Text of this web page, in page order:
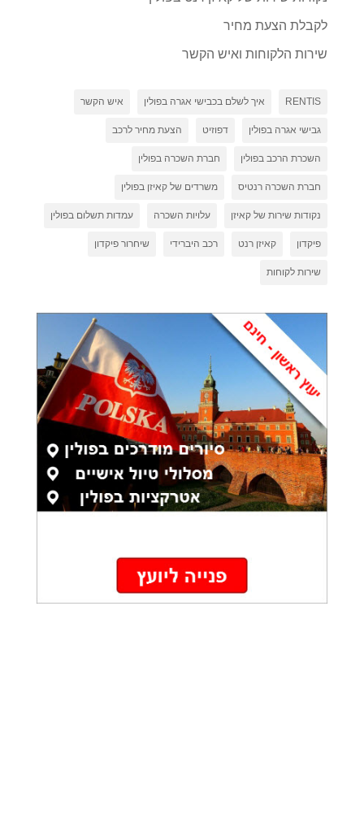
לקבלת הצעת מחיר
שירות הלקוחות ואיש הקשר
RENTIS איך לשלם בכבישי אגרה בפולין איש הקשר
גבישי אגרה בפולין דפוזיט הצעת מחיר לרכב
השכרת הרכב בפולין חברת השכרה בפולין
חברת השכרה רנטיס משרדים של קאיזן בפולין
נקודות שירות של קאיזן עלויות השכרה עמדות תשלום בפולין
פיקדון קאיזן רנט רכב היברידי שיחרור פיקדון
שירות לקוחות